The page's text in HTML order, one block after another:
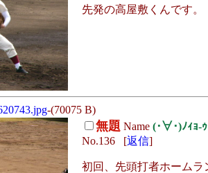
先発の高屋敷くんです。
-(70075 B)
無題 Name (･∀･)ﾉｨｮ-ｩ
No.136 [返信]
初回、先頭打者ホームラ